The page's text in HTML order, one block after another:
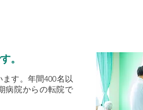
。
す。年間400名以
病院からの転院で